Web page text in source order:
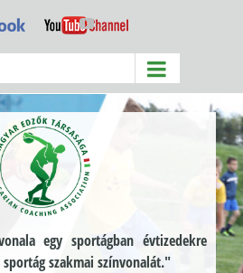
YouTube
egy sportágban évtizedekre
szakmai színvonalát."